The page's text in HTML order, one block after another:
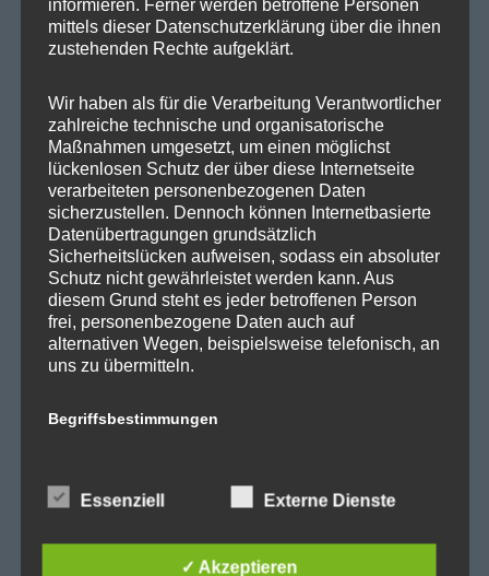
SPD Berlin
SPD Reinickendorf
SPD Fraktion in der BVV
SPD Berliner Mitte
Wichtige Links
SPD in Startseite
informieren. Ferner werden betroffene Personen
mittels dieser Datenschutzerklärung über die ihnen
zustehenden Rechte aufgeklärt.
Wir haben als für die Verarbeitung Verantwortlicher
zahlreiche technische und organisatorische
Maßnahmen umgesetzt, um einen möglichst
lückenlosen Schutz der über diese Internetseite
verarbeiteten personenbezogenen Daten
sicherzustellen. Dennoch können Internetbasierte
Datenübertragungen grundsätzlich
Sicherheitslücken aufweisen, sodass ein absoluter
Schutz nicht gewährleistet werden kann. Aus
diesem Grund steht es jeder betroffenen Person
frei, personenbezogene Daten auch auf
alternativen Wegen, beispielsweise telefonisch, an
uns zu übermitteln.
Begriffsbestimmungen
Begrifflichkeiten, die durch den Europäischen
Richtlinien- und Verordnungsgeber beim Erlass
Essenziell Externe Dienste
✓ Akzeptieren